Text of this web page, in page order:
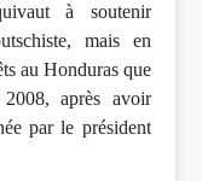
à soutenir
mais en
au Honduras que
après avoir
par le président